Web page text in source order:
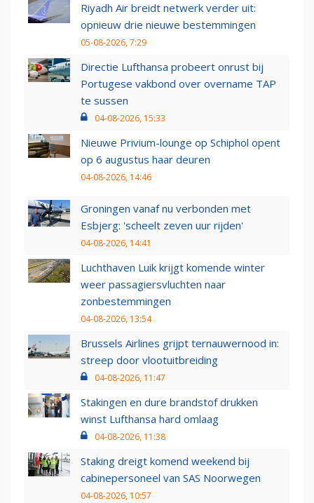
Riyadh Air breidt netwerk verder uit:
opnieuw drie nieuwe bestemmingen
05-08-2026, 7:29
Directie Lufthansa probeert onrust bij
Portugese vakbond over overname TAP
te sussen
04-08-2026, 15:33
Nieuwe Privium-lounge op Schiphol opent
op 6 augustus haar deuren
04-08-2026, 14:46
Groningen vanaf nu verbonden met
Esbjerg: 'scheelt zeven uur rijden'
04-08-2026, 14:41
Luchthaven Luik krijgt komende winter
weer passagiersvluchten naar
zonbestemmingen
04-08-2026, 13:54
Brussels Airlines grijpt ternauwernood in:
streep door vlootuitbreiding
04-08-2026, 11:47
Stakingen en dure brandstof drukken
winst Lufthansa hard omlaag
04-08-2026, 11:38
Staking dreigt komend weekend bij
cabinepersoneel van SAS Noorwegen
04-08-2026, 10:57